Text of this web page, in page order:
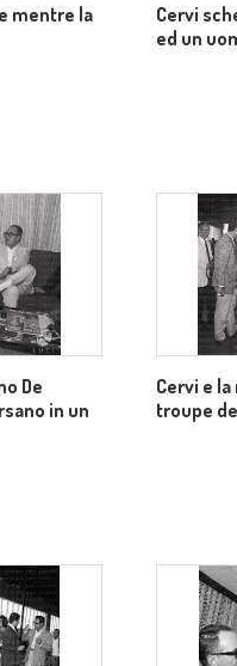
mentre la
Cervi
ed un
De
in un
Cervi e
troupe